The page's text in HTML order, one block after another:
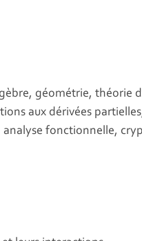
géométrie, théorie
aux dérivées
fonctionnelle,